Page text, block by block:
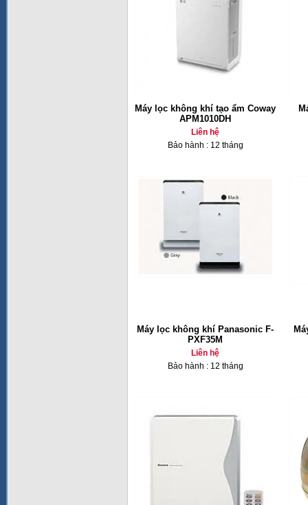
Máy lọc không khí tạo ẩm Coway
APM1010DH
Liên hệ
Bảo hành : 12 tháng
Máy lọc không khí Panasonic F-
PXF35M
Liên hệ
Bảo hành : 12 tháng